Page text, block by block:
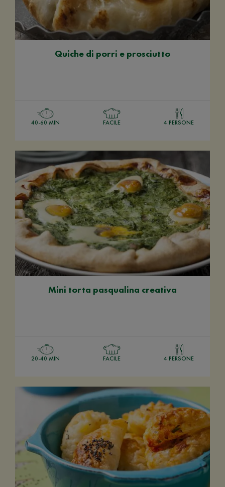
Quiche di porri e prosciutto
40-60 MIN FACILE 4 PERSONE
Mini torta pasqualina creativa
20-40 MIN FACILE 4 PERSONE